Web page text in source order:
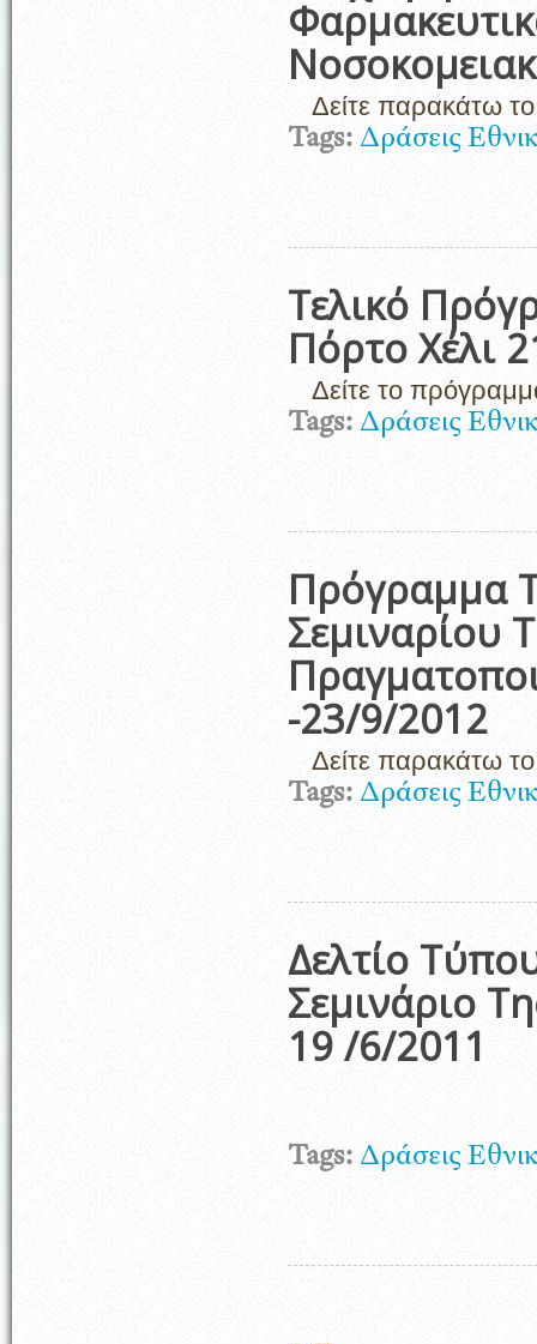
Δείτε παρακάτω
Tags: Δράσεις
Τελικό
Πόρτο Χέλι
Δείτε το
Tags: Δράσεις
Πρόγραμμα
Σεμιναρίου
-23/9/2012
Δείτε παρακάτω
Tags: Δράσεις
Δελτίο
Σεμινάριο
19 /6/2011
Tags: Δράσεις